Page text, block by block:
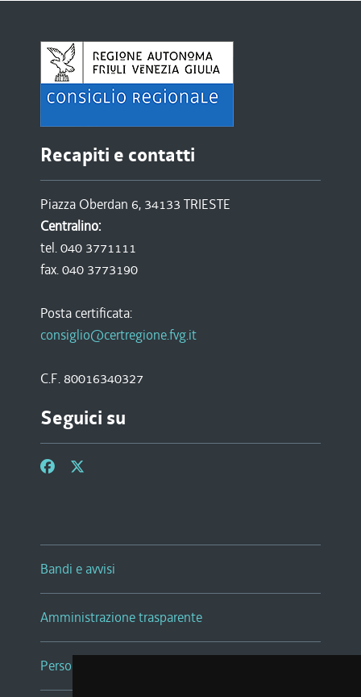
Recapiti e contatti
Piazza Oberdan 6, 34133 TRIESTE
Centralino:
tel. 040 3771111
fax. 040 3773190
Posta certificata:
consiglio@certregione.fvg.it
C.F. 80016340327
Seguici su
Bandi e avvisi
Amministrazione trasparente
Persone e Uffici